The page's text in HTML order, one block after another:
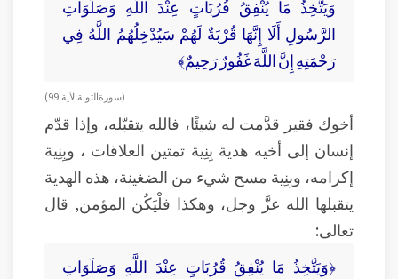
وَيَتَّخِذُ مَا يُنْفِقُ قُرُبَاتٍ عِنْدَ اللَّهِ وَصَلَوَاتِ
الرَّسُولِ أَلَا إِنَّهَا قُرْبَةٌ لَهُمْ سَيُدْخِلُهُمُ اللَّهُ فِي
رَحْمَتِهِ إِنَّ اللَّهَ غَفُورٌ رَحِيمٌ﴾
( سورة التوبة الآية: 99)
أخوك فقير قدَّمت له شيئًا، فالله يتقبّله، وإذا قدّم
إنسان إلى أخيه هدية بِنِية تمتين العلاقات ، وبِنِية
إكرامه، وبِنِية مسح شيء من الضغينة، هذه الهدية
يتقبلها الله عزَّ وجل، وهكذا فلْيَكُن المؤمن, قال
تعالى:
﴿وَيَتَّخِذُ مَا يُنْفِقُ قُرُبَاتٍ عِنْدَ اللَّهِ وَصَلَوَاتِ